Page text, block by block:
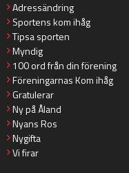
Adressändring
Sportens kom ihåg
Tipsa sporten
Myndig
100 ord från din förening
Föreningarnas Kom ihåg
Gratulerar
Ny på Åland
Nyans Ros
Nygifta
Vi firar